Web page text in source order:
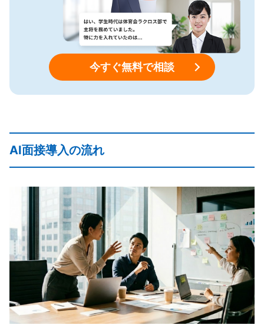
今すぐ無料で相談
AI面接導入の流れ